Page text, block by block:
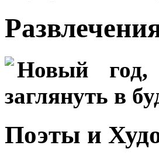
Новый год,
заглянуть в
Поэты и